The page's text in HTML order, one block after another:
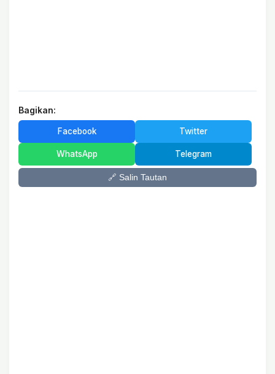
Bagikan:
Facebook Twitter
WhatsApp Telegram
🔗 Salin Tautan